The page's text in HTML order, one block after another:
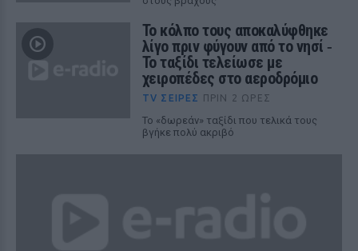
Το κόλπο τους αποκαλύφθηκε
λίγο πριν φύγουν από το νησί ‑
Το ταξίδι τελείωσε με
χειροπέδες στο αεροδρόμιο
TV ΣΕΙΡΈΣ ΠΡΙΝ 2 ΏΡΕΣ
Το «δωρεάν» ταξίδι που τελικά τους
βγήκε πολύ ακριβό